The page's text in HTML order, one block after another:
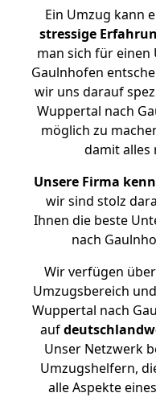
Ein Umzug kann
stressige
man sich für einen
Gaulnhofen
wir uns darauf
Wuppertal nach
möglich zu
damit alles
Unsere Firma
wir sind stolz
Ihnen die beste
nach
Wir verfügen über
Umzugsbereich
Wuppertal nach
auf
Unser Netzwerk
Umzugshelfern,
alle Aspekte